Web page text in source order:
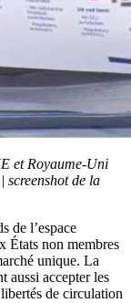
et Royaume-Uni
screenshot de la
de l’espace
États non membres
unique. La
aussi accepter les
de circulation